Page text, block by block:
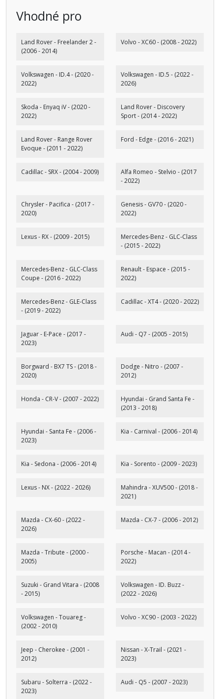
Vhodné pro
Land Rover - Freelander 2 -
(2006 - 2014)
Volvo - XC60 - (2008 - 2022)
Volkswagen - ID.4 - (2020 -
2022)
Volkswagen - ID.5 - (2022 -
2026)
Skoda - Enyaq iV - (2020 -
2022)
Land Rover - Discovery
Sport - (2014 - 2022)
Land Rover - Range Rover
Evoque - (2011 - 2022)
Ford - Edge - (2016 - 2021)
Cadillac - SRX - (2004 - 2009)
Alfa Romeo - Stelvio - (2017
- 2022)
Chrysler - Pacifica - (2017 -
2020)
Genesis - GV70 - (2020 -
2022)
Lexus - RX - (2009 - 2015)
Mercedes-Benz - GLC-Class
- (2015 - 2022)
Mercedes-Benz - GLC-Class
Coupe - (2016 - 2022)
Renault - Espace - (2015 -
2022)
Mercedes-Benz - GLE-Class
- (2019 - 2022)
Cadillac - XT4 - (2020 - 2022)
Jaguar - E-Pace - (2017 -
2023)
Audi - Q7 - (2005 - 2015)
Borgward - BX7 TS - (2018 -
2020)
Dodge - Nitro - (2007 -
2012)
Honda - CR-V - (2007 - 2022)
Hyundai - Grand Santa Fe -
(2013 - 2018)
Hyundai - Santa Fe - (2006 -
2023)
Kia - Carnival - (2006 - 2014)
Kia - Sedona - (2006 - 2014) Kia - Sorento - (2009 - 2023)
Lexus - NX - (2022 - 2026)
Mahindra - XUV500 - (2018 -
2021)
Mazda - CX-60 - (2022 -
2026)
Mazda - CX-7 - (2006 - 2012)
Mazda - Tribute - (2000 -
2005)
Porsche - Macan - (2014 -
2022)
Suzuki - Grand Vitara - (2008
- 2015)
Volkswagen - ID. Buzz -
(2022 - 2026)
Volkswagen - Touareg -
(2002 - 2010)
Volvo - XC90 - (2003 - 2022)
Jeep - Cherokee - (2001 -
2012)
Nissan - X-Trail - (2021 -
2023)
Subaru - Solterra - (2022 -
2023)
Audi - Q5 - (2007 - 2023)